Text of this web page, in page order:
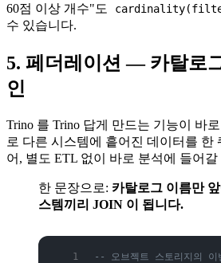
60점 이상 개수"도
수 있습니다.
5. 페더레이션 — 카탈로
인
Trino 를 Trino 답게 만드는 기능이 바
로 다른 시스템에 흩어진 데이터를 한
어, 별도 ETL 없이 바로 분석에 들어갈
한 문장으로: 카탈로그 이름만
스템끼리 JOIN 이 됩니다.
-- 오브젝트 스토리지의